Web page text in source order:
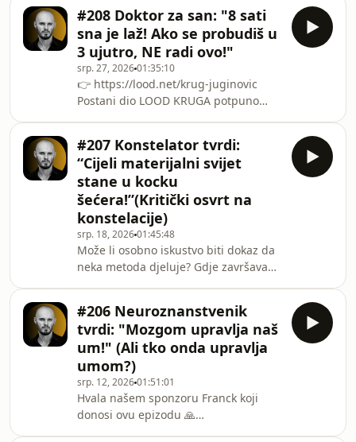
simetrije ranog svemira, Higgsova
polja i 12 elem
kao &quot;Striček Duško&quot;,
popularni hrvatski waldorfski
odgojitelj i edukator koji na
društvenim mrežama dijeli savjete o
odgoju djece na stvaran i praktičan
način.Jesmo li kao odrasli zaista
prerasli vrtić ili smo samo zamijenili
pješčanik uredom, partnersk
#208 Doktor za san: "8 sati
sna je laž! Ako se probudiš u
3 ujutro, NE radi ovo!"
srp. 27, 202601:35:10
👉 https://lood.net/krug-juginovic
Postani dio LOOD KRUGA potpuno
nas ima drukčiju potrebu za
spavanjem?Koliko kava, alkohol,
večernje svjetlo i korištenje mobitela
utječu na kvalitetu sna?Gost u novoj
epizodi LOOD Podcasta dr. Alen
Juginović, istaknuti hrvatski
neuroznanstvenik na Harvardu čija su
istraživanja usmjerena
#207 Konstelator tvrdi:
“Cijeli materijalni svijet
stane u kocku
šećera!”(Kritički osvrt na
konstelacije)
srp. 18, 202601:45:48
Može li osobno iskustvo biti dokaz da
neka metoda djeluje? Gdje završava
https://lood.net/krug-popovic Postani
dio LOOD KRUGA potpuno
BESPLATNOGost u novoj epizodi LOOD
Podcasta je Srđan Popović -
profesionalni konstelator i autor
metode &#39;Meta
konstelacije&#39;.Srđan otvoreno
govori o svojoj želji da njegova
#206 Neuroznanstvenik
tvrdi: "Mozgom upravlja naš
um!" (Ali tko onda upravlja
umom?)
srp. 12, 202601:51:01
Hvala našem sponzoru Franck koji
donosi ovu epizodu 🙏